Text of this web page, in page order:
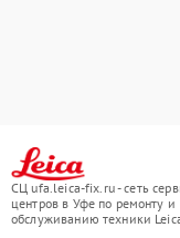
СЦ ufa.leica-fix.ru - сеть
центров в Уфе по ремонту и
обслуживанию техники